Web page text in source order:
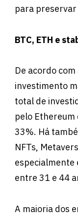
para preservar
BTC, ETH e
De acordo
investimento
total de
pelo Ethereum
33%. Há
NFTs,
especialmente
entre 31 e 44
A maioria dos